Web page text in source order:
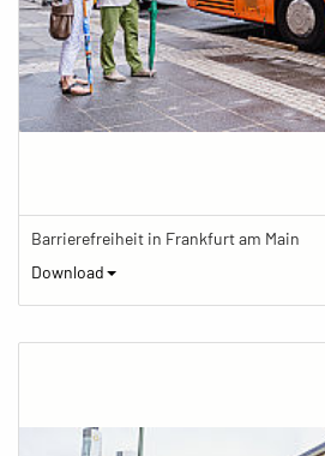
Barrierefreiheit in Frankfurt am Main
Download